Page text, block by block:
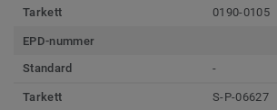
Tarkett 0190-0105
EPD-nummer
Standard
-
Tarkett S-P-06627